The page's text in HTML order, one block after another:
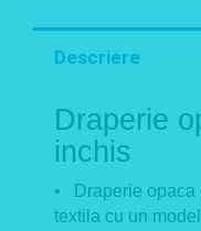
Descriere
Draperie
inchis
• Draperie opaca
textila cu un